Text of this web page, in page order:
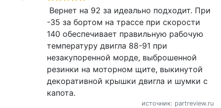
Вернет на 92 за идеально подходит. При
-35 за бортом на трассе при скорости
140 обеспечивает правильную рабочую
температуру двигла 88-91 при
незакупоренной морде, выброшенной
резинки на моторном щите, выкинутой
декоративной крышки двигла и шумки с
капота.
источник: partreview.ru